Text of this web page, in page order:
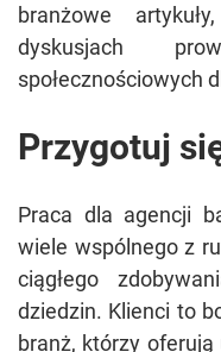
branżowe
dyskusjach
społecznościowych
Przygotuj
Praca dla agencji
wiele wspólnego z
ciągłego
dziedzin. Klienci to
branż, którzy